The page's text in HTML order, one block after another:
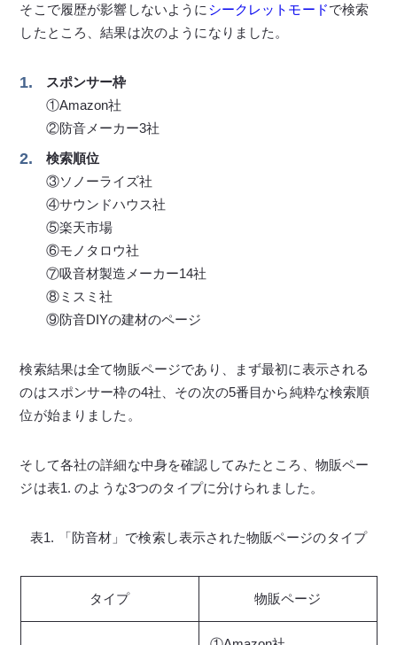
そこで履歴が影響しないように シークレットモードで検索
したところ、結果は次のようになりました。
スポンサー枠
①Amazon社
②防音メーカー3社
検索順位
③ソノーライズ社
④サウンドハウス社
⑤楽天市場
⑥モノタロウ社
⑦吸音材製造メーカー14社
⑧ミスミ社
⑨防音DIYの建材のページ
検索結果は全て物販ページであり、まず最初に表示される
のはスポンサー枠の4社、その次の5番目から純粋な検索順
位が始まりました。
そして各社の詳細な中身を確認してみたところ、物販ペー
ジは表1. のような3つのタイプに分けられました。
表1. 「防音材」で検索し表示された物販ページのタイプ
タイプ 物販ページ